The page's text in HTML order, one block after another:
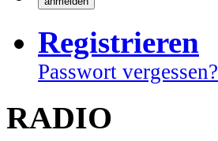
Registrieren
Passwort vergessen?
RADIO